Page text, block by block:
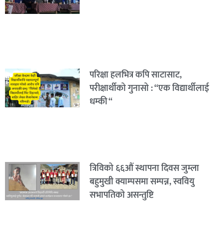
परिक्षा हलभित्र कपि साटासाट,
परीक्षार्थीको गुनासो : “एक विद्यार्थीलाई
धम्की “
त्रिविको ६६औं स्थापना दिवस जुम्ला
बहुमुखी क्याम्पसमा सम्पन्न, स्ववियु
सभापतिको असन्तुष्टि